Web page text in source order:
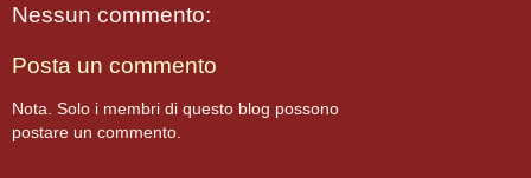
Nessun commento:
Posta un commento
Nota. Solo i membri di questo blog possono
postare un commento.